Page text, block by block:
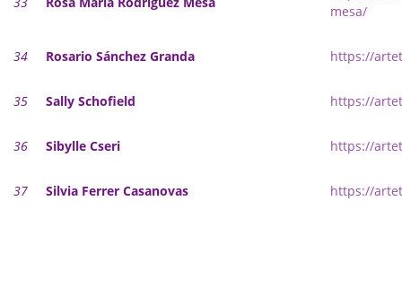
mesa/
34 Rosario Sánchez Granda https://
35 Sally Schofield https://
36 Sibylle Cseri https://
37 Silvia Ferrer Casanovas https://